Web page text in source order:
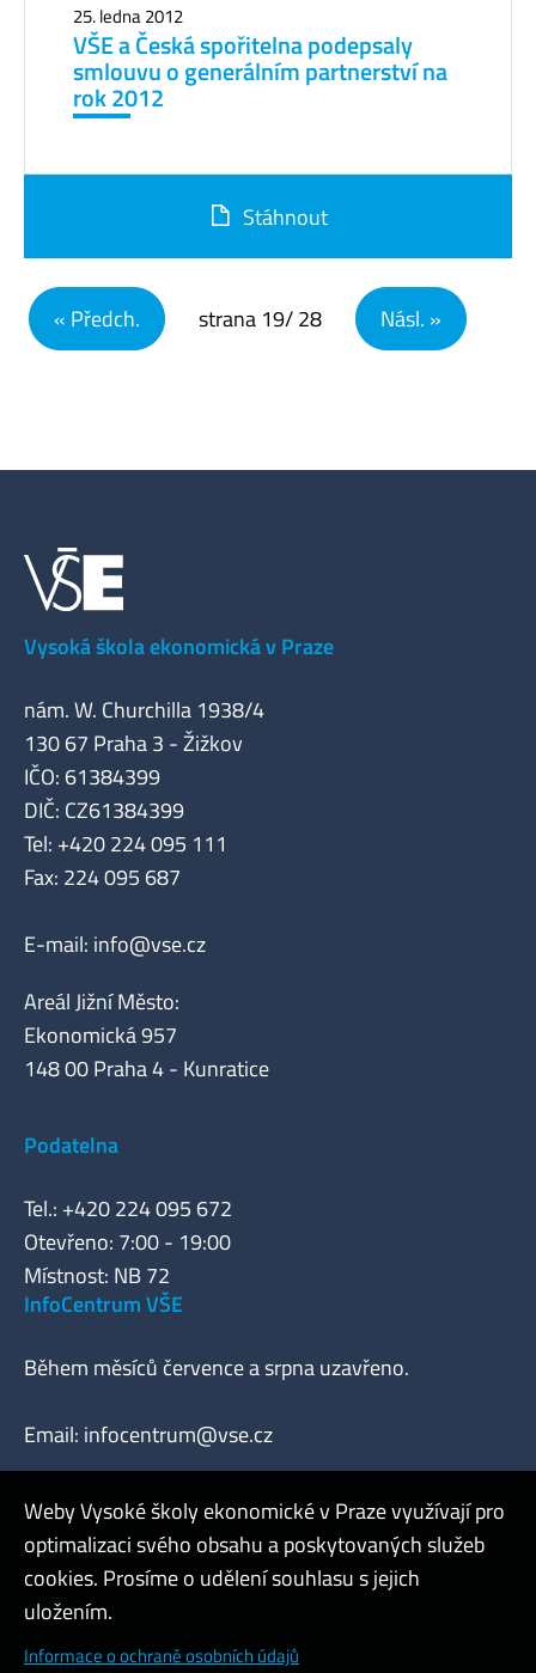
25. ledna 2012
VŠE a Česká spořitelna podepsaly
smlouvu o generálním partnerství na
rok 2012
Stáhnout
Navigace pro příspěvky
« Předch. strana 19/ 28 Násl. »
Vysoká škola ekonomická v Praze
nám. W. Churchilla 1938/4
130 67 Praha 3 - Žižkov
IČO: 61384399
DIČ: CZ61384399
Tel: +420 224 095 111
Fax: 224 095 687
E-mail: info@vse.cz
Areál Jižní Město:
Ekonomická 957
148 00 Praha 4 - Kunratice
Podatelna
Tel.: +420 224 095 672
Otevřeno: 7:00 - 19:00
Místnost: NB 72
InfoCentrum VŠE
Během měsíců července a srpna uzavřeno.
Email: infocentrum@vse.cz
Webmaster
Admin
Cookies a ochrana osobních údajů
Weby Vysoké školy ekonomické v Praze využívají pro
optimalizaci svého obsahu a poskytovaných služeb
cookies. Prosíme o udělení souhlasu s jejich
uložením.
Informace o ochraně osobních údajů